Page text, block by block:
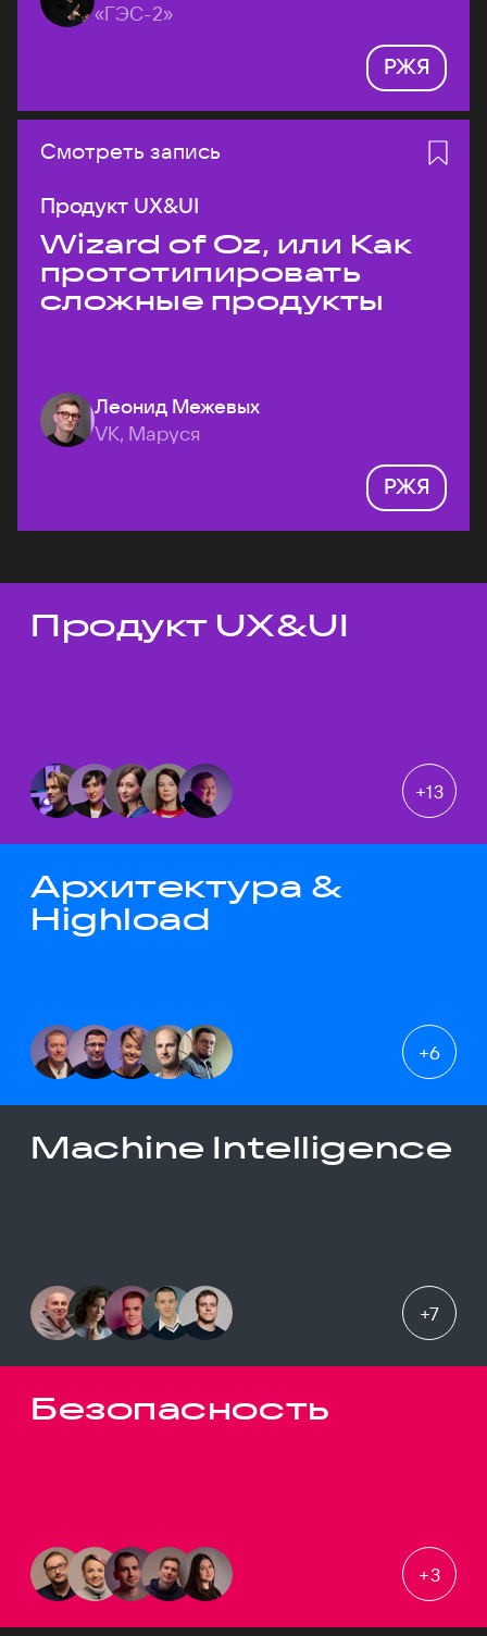
«ГЭС-2»
РЖЯ
Смотреть запись
Продукт UX&UI
Wizard of Oz, или Как
прототипировать
сложные продукты
Леонид Межевых
VK, Маруся
РЖЯ
Темы докладов
Продукт UX&UI
+13
Архитектура &
Highload
+6
Machine Intelligence
+7
Безопасность
+3